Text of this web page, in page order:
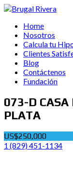
Home
Nosotros
Calcula tu
Clientes
Blog
Contáctenos
Fundación
073-D CASA
PLATA
US$250,000
1 (829) 451-1134